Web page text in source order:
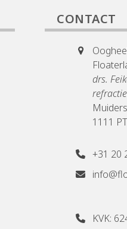
CONTACT
drs.
1111
+31 20
KVK: